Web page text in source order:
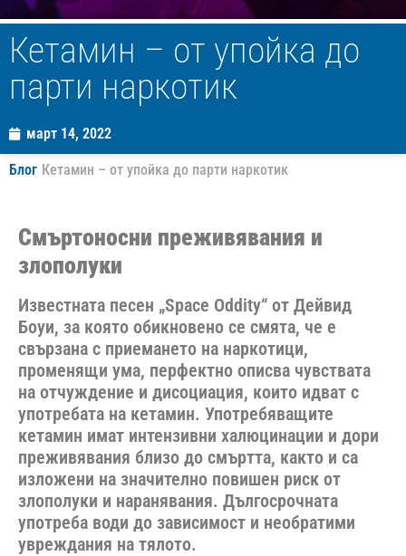
Кетамин – от упойка до
парти наркотик
март 14, 2022
Блог Кетамин – от упойка до парти наркотик
Смъртоносни преживявания и
злополуки
Известната песен „Space Oddity“ от Дейвид
Боуи, за която обикновено се смята, че е
свързана с приемането на наркотици,
променящи ума, перфектно описва чувствата
на отчуждение и дисоциация, които идват с
употребата на кетамин. Употребяващите
кетамин имат интензивни халюцинации и дори
преживявания близо до смъртта, както и са
изложени на значително повишен риск от
злополуки и наранявания. Дългосрочната
употреба води до зависимост и необратими
увреждания на тялото.